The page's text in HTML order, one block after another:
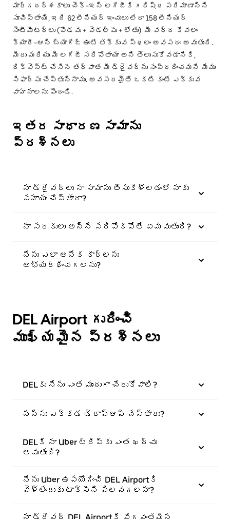
మార్గదర్శకాలు చెక్-ఇన్ లగేజీకి గరిష్ఠ పరిమాణాన్ని
సూచిస్తాయి, ఇది 62 లీనియర్ ఇంచులు లేదా 158 లీనియర్
సెంటీమీటర్లు (పొడవు + వెడల్పు + లోతు). మీ వద్ద కేవలం
క్యారీ-ఆన్ బ్యాగేజ్ ఉంటే తక్కువ స్థలం అవసరం అవుతుంది.
మీరు మరియు మీ లగేజీ సరిపోతాయా అని తెలుసుకోవడానికి,
రిక్వెస్ట్ చేసిన తర్వాత మీ డ్రైవర్‌ను సంప్రదించమని మేము
సిఫార్సు చేస్తున్నాము. అవసరమైతే ఒకటి కంటే ఎక్కువ
వాహనాలను పొందండి.
ఇతర సాధారణ సామాను
ప్రశ్నలు
నా డ్రైవర్లు నా సామాను తీసుకెళ్లడంలో నాకు
సహాయం చేస్తారా?
నా సరకులు అన్నీ సరిపోకపోతే ఏమవుతుంది?
నేను ఎలా అనేక కార్లను
అభ్యర్థించగలను?
DEL Airport గురించి
ముఖ్యమైన ప్రశ్నలు
DELకు నేను ఎంత ముందుగా చేరుకోవాలి?
నన్ను ఎక్కడ డ్రాప్؜ఆఫ్ చేస్తారు?
DELకి నా Uber ట్రిప్؜కు ఎంత ఖర్చు
అవుతుంది?
నేను Uber ఉపయోగించి DEL Airportకి
వెళ్లేందుకు టాక్సీని పిలవగలనా?
నా డ్రైవర్ DEL Airportకి వేగవంతమైన